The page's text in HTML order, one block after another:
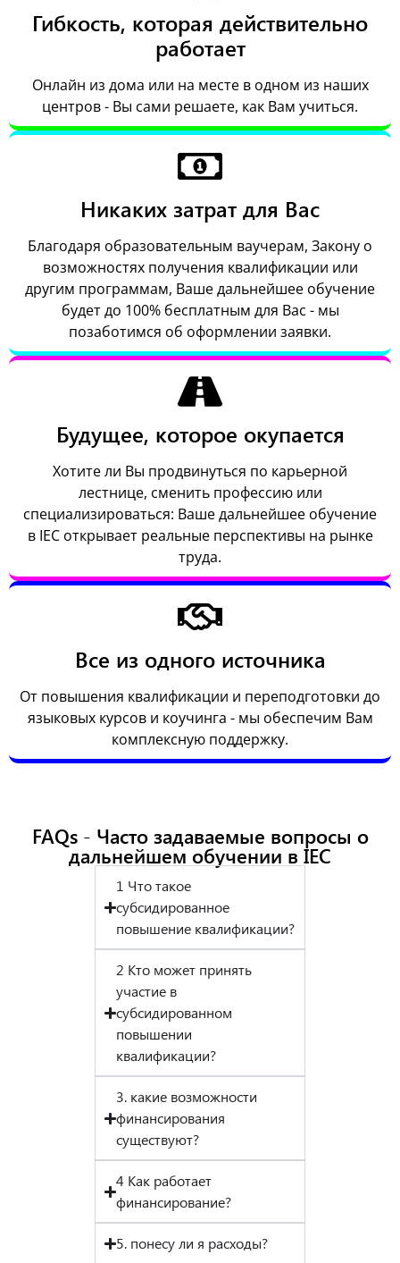
Гибкость, которая действительно
работает
Онлайн из дома или на месте в одном из наших
центров - Вы сами решаете, как Вам учиться.
Никаких затрат для Вас
Благодаря образовательным ваучерам, Закону о
возможностях получения квалификации или
другим программам, Ваше дальнейшее обучение
будет до 100% бесплатным для Вас - мы
позаботимся об оформлении заявки.
Будущее, которое окупается
Хотите ли Вы продвинуться по карьерной
лестнице, сменить профессию или
специализироваться: Ваше дальнейшее обучение
в IEC открывает реальные перспективы на рынке
труда.
Все из одного источника
От повышения квалификации и переподготовки до
языковых курсов и коучинга - мы обеспечим Вам
комплексную поддержку.
FAQs - Часто задаваемые вопросы о
дальнейшем обучении в IEC
1 Что такое
субсидированное
повышение квалификации?
2 Кто может принять
участие в
субсидированном
повышении
квалификации?
3. какие возможности
финансирования
существуют?
4 Как работает
финансирование?
5. понесу ли я расходы?